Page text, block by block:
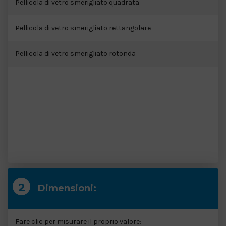
Pellicola di vetro smerigliato quadrata
Pellicola di vetro smerigliato rettangolare
Pellicola di vetro smerigliato rotonda
Dimensioni:
Fare clic per misurare il proprio valore: